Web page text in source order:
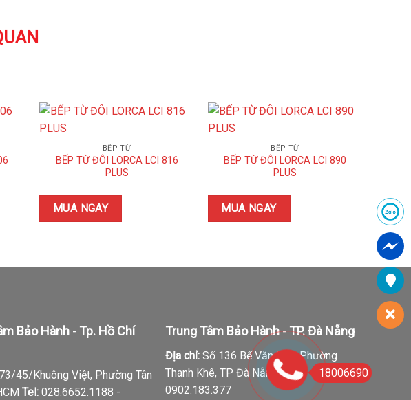
BẾP TỪ
BẾP TỪ ĐÔI LORCA LCI 816
PLUS
MUA NGAY
BẾP TỪ
BẾP TỪ ĐÔI LORCA LCI 890
PLUS
MUA NGAY
Bảo Hành - Tp. Hồ Chí
45/Khuông Việt, Phường Tân
Tel:028.6652.1188 -
Trung Tâm Bảo Hành - TP. Đà Nẵng
Địa chỉ: Số 136 Bế Văn Đàn, Phường
Thanh Khê, TP Đà NẵngTel:
0902.183.377
18006690